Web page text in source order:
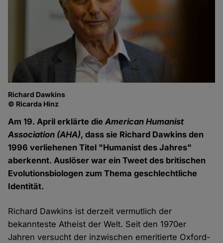
Richard Dawkins
© Ricarda Hinz
Am 19. April erklärte dieAmerican Humanist
Association (AHA), dass sie Richard Dawkins den
1996 verliehenen Titel "Humanist des Jahres"
aberkennt. Auslöser war ein Tweet des britischen
Evolutionsbiologen zum Thema geschlechtliche
Identität.
Richard Dawkins ist derzeit vermutlich der
bekannteste Atheist der Welt. Seit den 1970er
Jahren versucht der inzwischen emeritierte Oxford-